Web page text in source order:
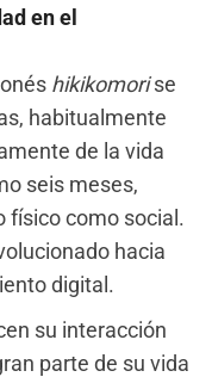
en el
hikikomorise
habitualmente
de la vida
seis meses,
físico como social.
hacia
digital.
su interacción
parte de su vida